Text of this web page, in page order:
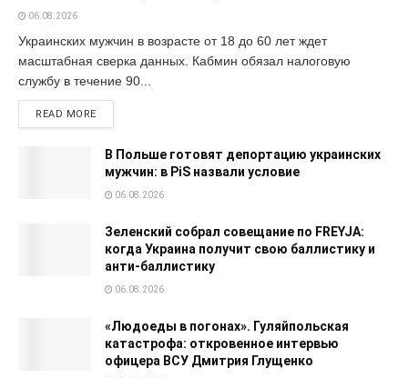
06.08.2026
Украинских мужчин в возрасте от 18 до 60 лет ждет
масштабная сверка данных. Кабмин обязал налоговую
службу в течение 90...
READ MORE
В Польше готовят депортацию украинских
мужчин: в PiS назвали условие
06.08.2026
Зеленский собрал совещание по FREYJA:
когда Украина получит свою баллистику и
анти-баллистику
06.08.2026
«Людоеды в погонах». Гуляйпольская
катастрофа: откровенное интервью
офицера ВСУ Дмитрия Глущенко